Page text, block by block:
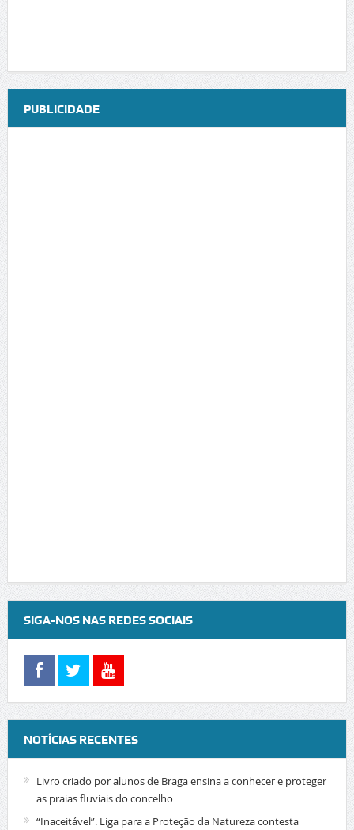
PUBLICIDADE
SIGA-NOS NAS REDES SOCIAIS
NOTÍCIAS RECENTES
Livro criado por alunos de Braga ensina a conhecer e proteger
as praias fluviais do concelho
“Inaceitável”. Liga para a Proteção da Natureza contesta